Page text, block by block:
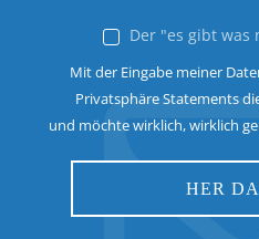
Der "es gibt was
Mit der Eingabe meiner
Privatsphäre Statements
und möchte wirklich, wirklich